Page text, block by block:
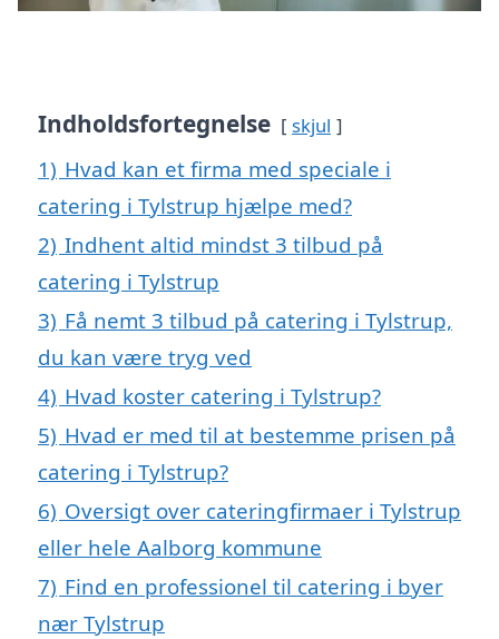
Indholdsfortegnelse skjul
1) Hvad kan et firma med speciale i
catering i Tylstrup hjælpe med?
2) Indhent altid mindst 3 tilbud på
catering i Tylstrup
3) Få nemt 3 tilbud på catering i Tylstrup,
du kan være tryg ved
4) Hvad koster catering i Tylstrup?
5) Hvad er med til at bestemme prisen på
catering i Tylstrup?
6) Oversigt over cateringfirmaer i Tylstrup
eller hele Aalborg kommune
7) Find en professionel til catering i byer
nær Tylstrup